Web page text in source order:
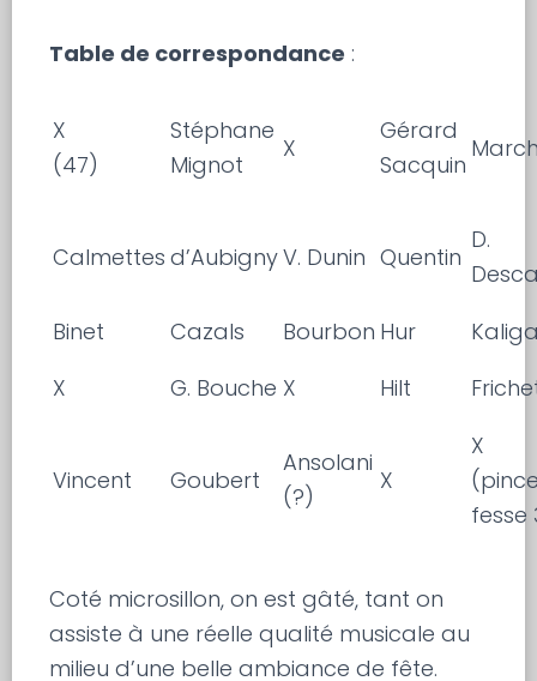
Table de correspondance :
X
(47)
Stéphane
Mignot
X
Gérard
Sacquin
Calmettes d’AubignyV. Dunin Quentin
D.
Binet
Cazals Bourbon Hur
X
G. Bouche X Hilt
Vincent Goubert
Ansolani
(?)
X
X
fesse
Coté microsillon, on est gâté, tant on
assiste à une réelle qualité musicale au
milieu d’une belle ambiance de fête.